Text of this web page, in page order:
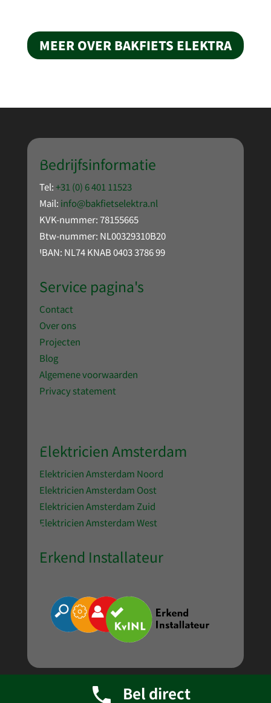
MEER OVER BAKFIETS ELEKTRA
Bedrijfsinformatie
Tel:+31 (0) 6 401 11523
Mail: info@bakfietselektra.nl
KVK-nummer: 78155665
Btw-nummer: NL00329310B20
IBAN: NL74 KNAB 0403 3786 99
Service pagina's
Contact
Over ons
Projecten
Blog
Algemene voorwaarden
Privacy statement
Elektricien Amsterdam
Elektricien Amsterdam Noord
Elektricien Amsterdam Oost
Elektricien Amsterdam Zuid
Elektricien Amsterdam West
Erkend Installateur
Bel direct